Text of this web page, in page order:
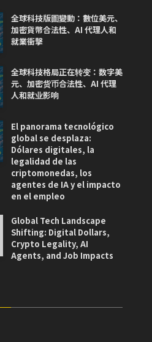
全球科技版圖變動：數位美元、
加密貨幣合法性、AI 代理人和
就業衝擊
全球科技格局正在转变：数字美
元、加密货币合法性、AI 代理
人和就业影响
El panorama tecnológico
global se desplaza:
Dólares digitales, la
legalidad de las
criptomonedas, los
agentes de IA y el impacto
en el empleo
Global Tech Landscape
Shifting: Digital Dollars,
Crypto Legality, AI
Agents, and Job Impacts